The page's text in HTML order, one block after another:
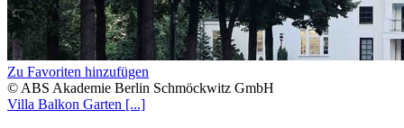
Zu Favoriten hinzufügen
© ABS Akademie Berlin Schmöckwitz GmbH
Villa Balkon Garten [...]